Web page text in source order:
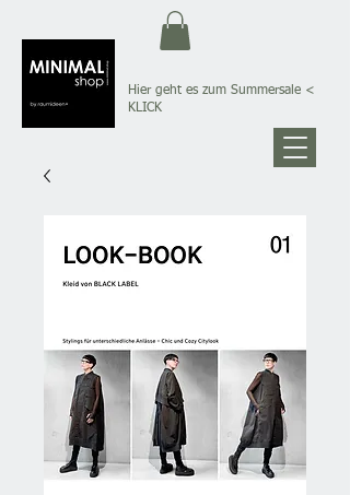
Hier geht es zum Summersale <
KLICK